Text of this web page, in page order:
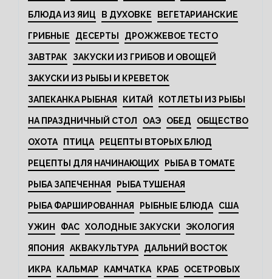
БЛЮДА ИЗ ЯИЦ В ДУХОВКЕ ВЕГЕТАРИАНСКИЕ
ГРИБНЫЕ ДЕСЕРТЫ ДРОЖЖЕВОЕ ТЕСТО
ЗАВТРАК ЗАКУСКИ ИЗ ГРИБОВ И ОВОЩЕЙ
ЗАКУСКИ ИЗ РЫБЫ И КРЕВЕТОК
ЗАПЕКАНКА РЫБНАЯ КИТАЙ КОТЛЕТЫ ИЗ РЫБЫ
НА ПРАЗДНИЧНЫЙ СТОЛ ОАЭ ОБЕД ОБЩЕСТВО
ОХОТА ПТИЦА РЕЦЕПТЫ ВТОРЫХ БЛЮД
РЕЦЕПТЫ ДЛЯ НАЧИНАЮЩИХ РЫБА В ТОМАТЕ
РЫБА ЗАПЕЧЕННАЯ РЫБА ТУШЕНАЯ
РЫБА ФАРШИРОВАННАЯ РЫБНЫЕ БЛЮДА США
УЖИН ФАС ХОЛОДНЫЕ ЗАКУСКИ ЭКОЛОГИЯ
ЯПОНИЯ АКВАКУЛЬТУРА ДАЛЬНИЙ ВОСТОК
ИКРА КАЛЬМАР КАМЧАТКА КРАБ ОСЕТРОВЫХ